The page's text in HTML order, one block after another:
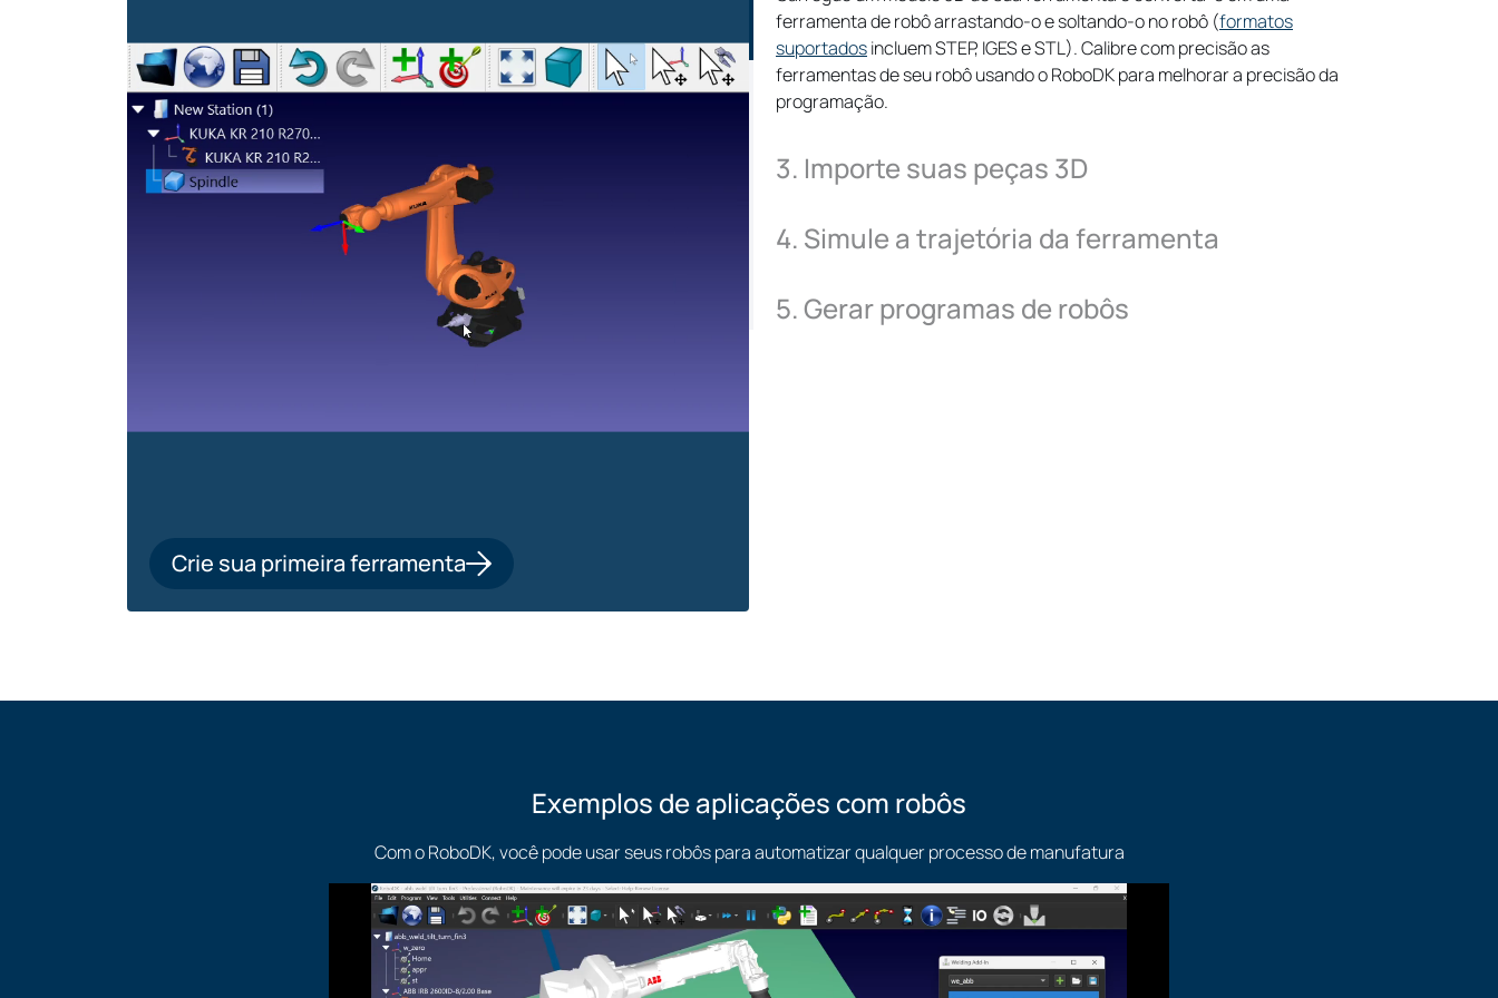
Os pós-processadores RoboDK suportam muitos controladores
de robôs, incluindo ABB RAPID (mod/prg), Fanuc LS (LS/TP),
KUKA KRC/IIWA (SRC/java), Motoman Inform (JBI), Universal
Robots (URP/script) e muito mais!
Eixos externos
Integrar eixos externos para ampliar o alcance do robô.
Crie sua primeira ferramenta
ferramenta de robô arrastando-o e soltando-o no robô (formatos
suportadosincluem STEP, IGES e STL).Calibre com precisão as
ferramentas de seu robô usando o RoboDK para melhorar a precisão da
programação.
3. Importe suas peças 3D
4. Simule a trajetória da ferramenta
5. Gerar programas de robôs
Exemplos de aplicações com robôs
Com o RoboDK, você pode usar seus robôs para automatizar qualquer processo de manufatura